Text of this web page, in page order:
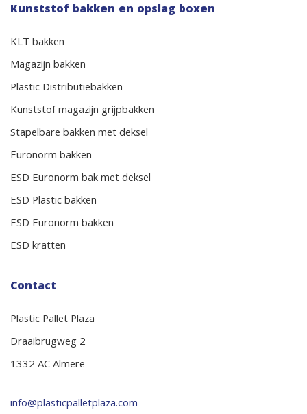
Kunststof bakken en opslag boxen
KLT bakken
Magazijn bakken
Plastic Distributiebakken
Kunststof magazijn grijpbakken
Stapelbare bakken met deksel
Euronorm bakken
ESD Euronorm bak met deksel
ESD Plastic bakken
ESD Euronorm bakken
ESD kratten
Contact
Plastic Pallet Plaza
Draaibrugweg 2
1332 AC Almere
info@plasticpalletplaza.com